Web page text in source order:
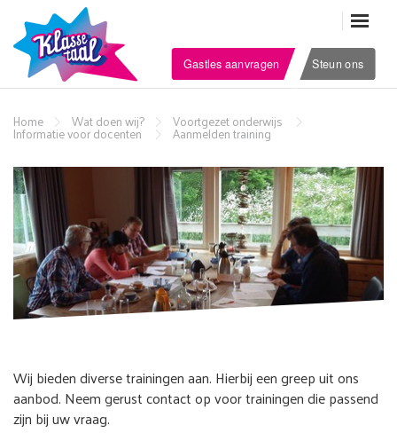
Gastles aanvragen Steun ons
Home Wat doen wij? Voortgezet onderwijs
Informatie voor docenten Aanmelden training
Wij bieden diverse trainingen aan. Hierbij een greep uit ons
aanbod. Neem gerust contact op voor trainingen die passend
zijn bij uw vraag.